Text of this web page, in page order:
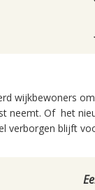
wijkbewoners
neemt. Of het
verborgen blijft